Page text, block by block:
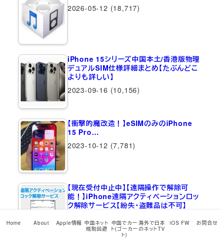
2026-05-12 (18,717)
iPhone 15シリーズ中国本土/香港版物理
デュアルSIM仕様詳細まとめ【たぶんどこ
よりも詳しい】
2023-09-16 (10,156)
【衝撃的魔改造！】eSIMのみのiPhone
15 Pro…
2023-10-12 (7,781)
【現在受付中止中】【遠隔操作で解除可
能！】iPhone遠隔アクティベーションロッ
ク解除サービス【紛失・盗難品は不可】
2020-03-22
(7,055)
Home About Apple情報 中国ネット
規制回避
中国でカー
ト(ゴーカー
ト)
海外で日本
のネットTV
iOS FW お問合せ